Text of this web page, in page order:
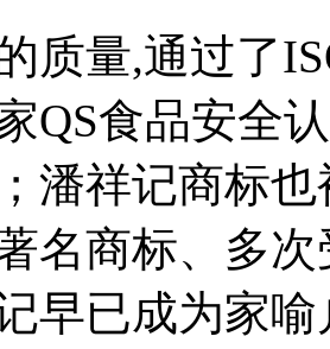
质量,通过了
QS食品安全
潘祥记商标
名商标、多
早已成为家